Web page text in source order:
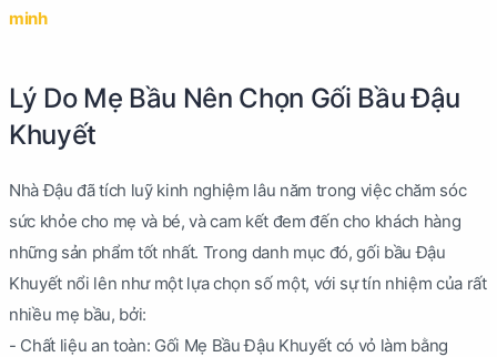
minh
Lý Do Mẹ Bầu Nên Chọn Gối Bầu Đậu
Khuyết
Nhà Đậu đã tích luỹ kinh nghiệm lâu năm trong việc chăm sóc
sức khỏe cho mẹ và bé, và cam kết đem đến cho khách hàng
những sản phẩm tốt nhất. Trong danh mục đó, gối bầu Đậu
Khuyết nổi lên như một lựa chọn số một, với sự tín nhiệm của rất
nhiều mẹ bầu, bởi:
- Chất liệu an toàn: Gối Mẹ Bầu Đậu Khuyết có vỏ làm bằng